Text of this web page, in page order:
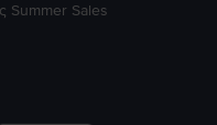
Summer Sales